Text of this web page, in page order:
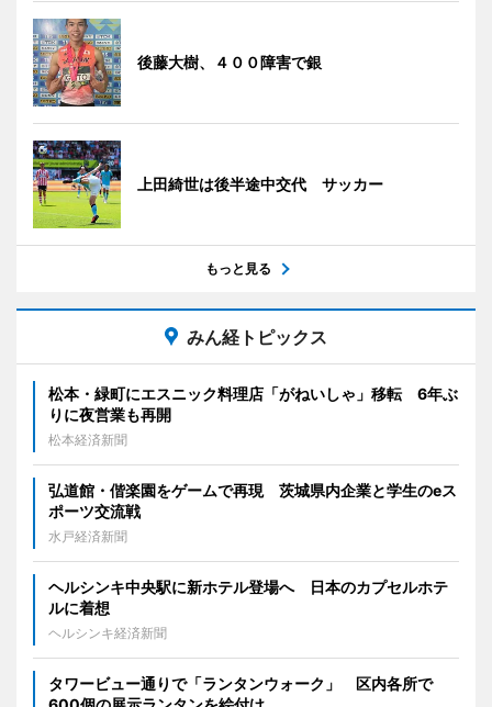
後藤大樹、４００障害で銀
上田綺世は後半途中交代 サッカー
もっと見る
みん経トピックス
松本・緑町にエスニック料理店「がねいしゃ」移転 6年ぶ
りに夜営業も再開
松本経済新聞
弘道館・偕楽園をゲームで再現 茨城県内企業と学生のeス
ポーツ交流戦
水戸経済新聞
ヘルシンキ中央駅に新ホテル登場へ 日本のカプセルホテ
ルに着想
ヘルシンキ経済新聞
タワービュー通りで「ランタンウォーク」 区内各所で